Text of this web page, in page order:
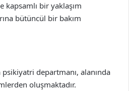
kapsamlı bir yaklaşım
bütüncül bir bakım
departmanı, alanında
oluşmaktadır.